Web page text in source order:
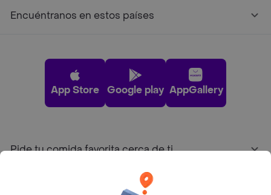
Encuéntranos en estos países
App Store Google play AppGallery
Pide tu comida favorita cerca de ti